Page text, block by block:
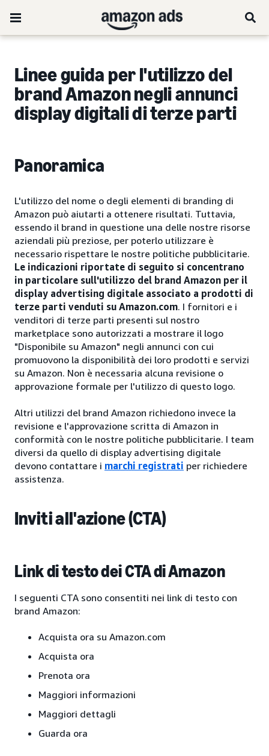
Linee guida per l'utilizzo del
brand Amazon negli annunci
display digitali di terze parti
Panoramica
L'utilizzo del nome o degli elementi di branding di
Amazon può aiutarti a ottenere risultati. Tuttavia,
essendo il brand in questione una delle nostre risorse
aziendali più preziose, per poterlo utilizzare è
necessario rispettare le nostre politiche pubblicitarie.
Le indicazioni riportate di seguito si concentrano
in particolare sull'utilizzo del brand Amazon per il
display advertising digitale associato a prodotti di
terze parti venduti su Amazon.com. I fornitori e i
venditori di terze parti presenti sul nostro
marketplace sono autorizzati a mostrare il logo
"Disponibile su Amazon" negli annunci con cui
promuovono la disponibilità dei loro prodotti e servizi
su Amazon. Non è necessaria alcuna revisione o
approvazione formale per l'utilizzo di questo logo.
Altri utilizzi del brand Amazon richiedono invece la
revisione e l'approvazione scritta di Amazon in
conformità con le nostre politiche pubblicitarie. I team
diversi da quello di display advertising digitale
devono contattare i marchi registrati per richiedere
assistenza.
Inviti all'azione (CTA)
Link di testo dei CTA di Amazon
I seguenti CTA sono consentiti nei link di testo con
brand Amazon:
Acquista ora su Amazon.com
Acquista ora
Prenota ora
Maggiori informazioni
Maggiori dettagli
Guarda ora